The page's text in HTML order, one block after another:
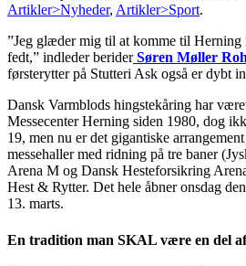
Artikler>Nyheder, Artikler>Sport.
”Jeg glæder mig til at komme til
fedt,” indleder beriderSøren Møller
førsterytter på Stutteri Ask også er dybt
Dansk Varmblods hingstekåring har
Messecenter Herning siden 1980, dog
19, men nu er det gigantiske
messehaller med ridning på tre baner
Arena M og Dansk Hesteforsikring
Hest & Rytter. Det hele åbner onsdag
13. marts.
En tradition man SKAL være en del af